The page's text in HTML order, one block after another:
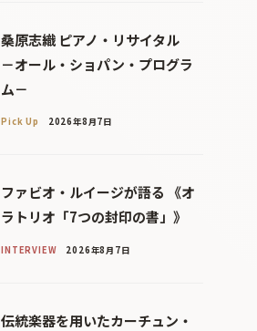
桑原志織 ピアノ・リサイタル
－オール・ショパン・プログラ
ム－
Pick Up 2026年8月7日
ファビオ・ルイージが語る 《オ
ラトリオ「7つの封印の書」》
INTERVIEW 2026年8月7日
伝統楽器を用いたカーチュン・